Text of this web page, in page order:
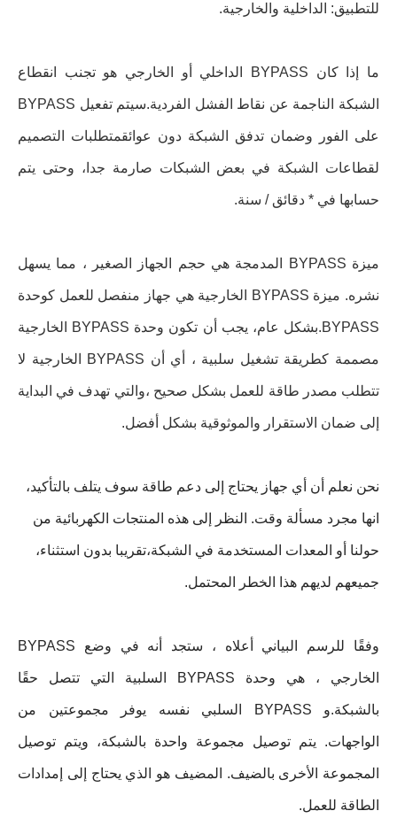
للتطبيق: الداخلية والخارجية.
ما إذا كان BYPASS الداخلي أو الخارجي هو تجنب انقطاع
الشبكة الناجمة عن نقاط الفشل الفردية.سيتم تفعيل BYPASS
على الفور وضمان تدفق الشبكة دون عوائقمتطلبات التصميم
لقطاعات الشبكة في بعض الشبكات صارمة جدا، وحتى يتم
حسابها في * دقائق / سنة.
ميزة BYPASS المدمجة هي حجم الجهاز الصغير ، مما يسهل
نشره. ميزة BYPASS الخارجية هي جهاز منفصل للعمل كوحدة
BYPASS.بشكل عام، يجب أن تكون وحدة BYPASS الخارجية
مصممة كطريقة تشغيل سلبية ، أي أن BYPASS الخارجية لا
تتطلب مصدر طاقة للعمل بشكل صحيح ،والتي تهدف في البداية
إلى ضمان الاستقرار والموثوقية بشكل أفضل.
نحن نعلم أن أي جهاز يحتاج إلى دعم طاقة سوف يتلف بالتأكيد،
انها مجرد مسألة وقت. النظر إلى هذه المنتجات الكهربائية من
حولنا أو المعدات المستخدمة في الشبكة،تقريبا بدون استثناء،
جميعهم لديهم هذا الخطر المحتمل.
وفقًا للرسم البياني أعلاه ، ستجد أنه في وضع BYPASS
الخارجي ، هي وحدة BYPASS السلبية التي تتصل حقًا
بالشبكة.و BYPASS السلبي نفسه يوفر مجموعتين من
الواجهات. يتم توصيل مجموعة واحدة بالشبكة، ويتم توصيل
المجموعة الأخرى بالضيف. المضيف هو الذي يحتاج إلى إمدادات
الطاقة للعمل.